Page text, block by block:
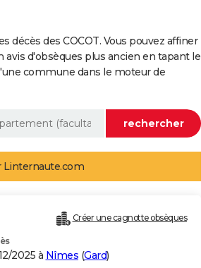
décès des COCOT. Vous pouvez affiner
avis d'obsèques plus ancien en tapant le
commune dans le moteur de
Créer une cagnotte obsèques
2025 à Nîmes (Gard)